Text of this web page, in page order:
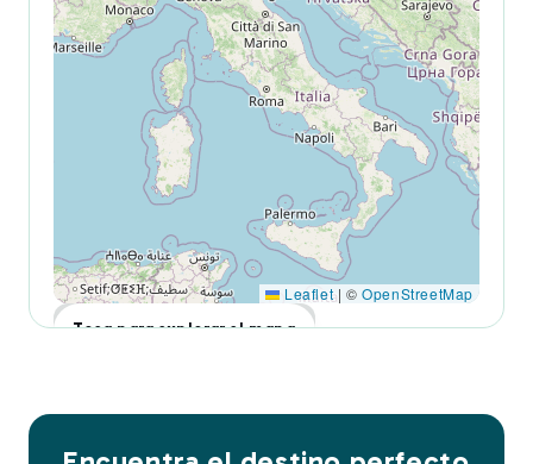
Leaflet | ©OpenStreetMap
Toca para explorar el mapa